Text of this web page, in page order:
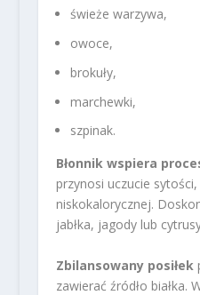
świeże warzywa,
owoce,
brokuły,
marchewki,
szpinak.
Błonnik wspiera
przynosi uczucie
niskokalorycznej.
jabłka, jagody lub
Zbilansowany posiłek
zawierać źródło białka.